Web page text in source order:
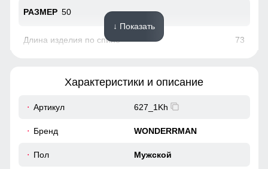
Капюшон надежно защищает от различных внешних
Повседневная функциональность
50
73
↓ Показать
Характеристики и описание
Артикул 627_1Kh
Бренд WONDERRMAN
Пол Мужской